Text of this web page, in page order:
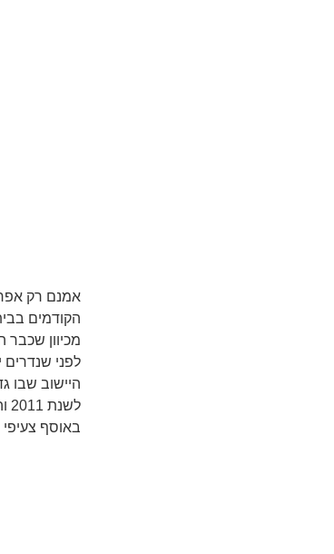
אמנם רק
הקודמים
מכיוון
לפני שנדרים
היישוב שבו
באוסף